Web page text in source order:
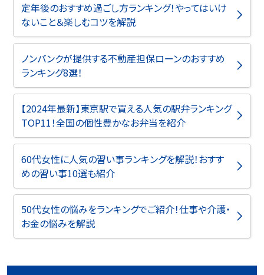
定年後のおすすめ過ごし方ランキング！やってはいけ
ないこと＆楽しむコツを解説
ノンバンクが提供する不動産担保ローンのおすすめ
ランキング8選！
【2024年最新】東京駅で買える人気の駅弁ランキング
TOP11！全国の個性豊かなお弁当を紹介
60代女性に人気の習い事ランキングを解説！おすす
めの習い事10選も紹介
50代女性の悩みをランキングでご紹介！仕事や介護・
お金の悩みを解説